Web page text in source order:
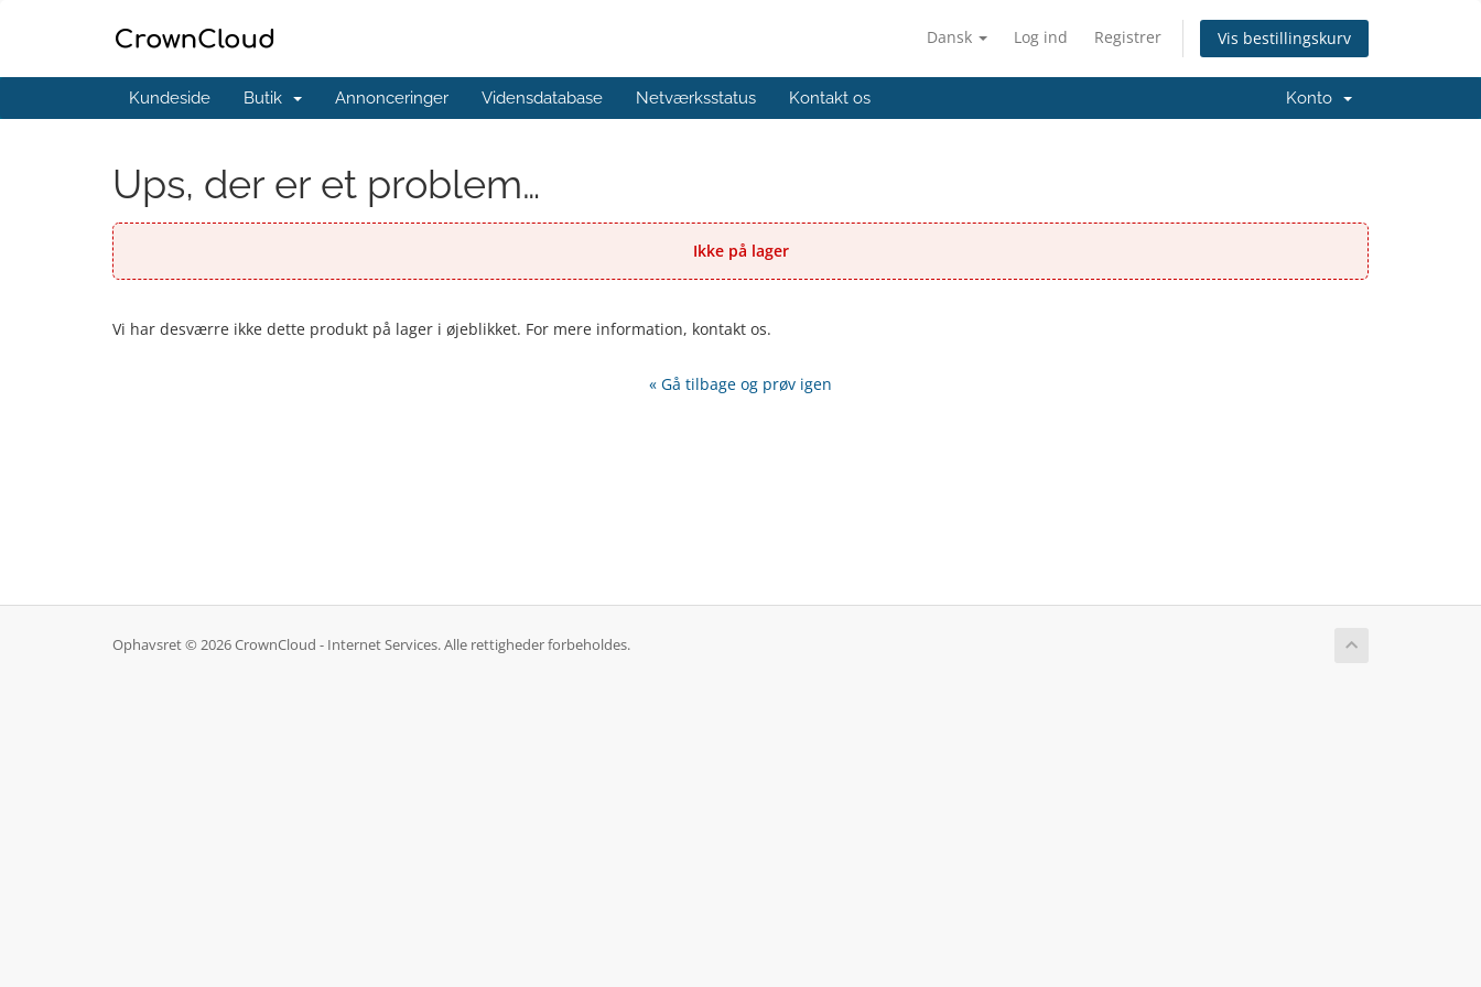
Dansk Log ind Registrer Vis bestillingskurv
Kundeside Butik Annonceringer Vidensdatabase Netværksstatus Kontakt os Konto
Ups, der er et problem…
Ikke på lager
Vi har desværre ikke dette produkt på lager i øjeblikket. For mere information, kontakt os.
« Gå tilbage og prøv igen
Ophavsret © 2026 CrownCloud - Internet Services. Alle rettigheder forbeholdes.